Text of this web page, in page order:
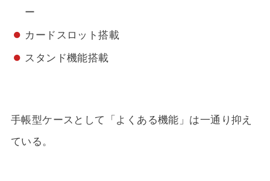
ー
カードスロット搭載
スタンド機能搭載
手帳型ケースとして「よくある機能」は一通り抑え
ている。